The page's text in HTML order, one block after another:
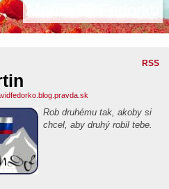
Martin D. Fedorko
RSS
Rob druhému tak, akoby si
chcel, aby druhý robil tebe.